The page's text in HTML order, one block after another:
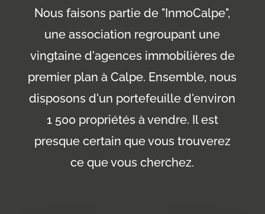
Nous faisons partie de "InmoCalpe",
une association regroupant une
vingtaine d'agences immobilières de
premier plan à Calpe. Ensemble, nous
disposons d'un portefeuille d'environ
1 500 propriétés à vendre. Il est
presque certain que vous trouverez
ce que vous cherchez.